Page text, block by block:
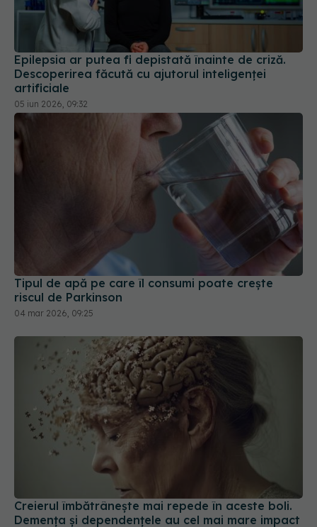
Epilepsia ar putea fi depistată înainte de criză.
Descoperirea făcută cu ajutorul inteligenței
artificiale
05 iun 2026, 09:32
Tipul de apă pe care îl consumi poate crește
Creierul îmbătrânește mai repede în aceste boli.
Demența și dependențele au cel mai mare impact